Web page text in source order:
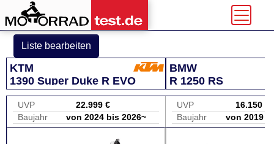
Liste bearbeiten
KTM
1390 Super Duke R EVO
BMW
R 1250 RS
UVP
22.999 €
Baujahr
von 2024 bis 2026~
UVP
16.150 €
Baujahr
von 2019